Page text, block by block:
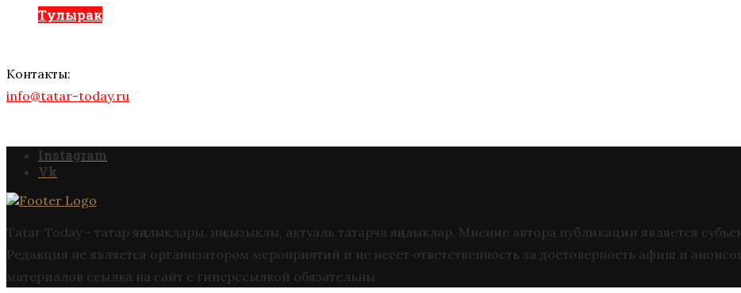
Тулырак
Контакты:
info@tatar-today.ru
Instagram
Vk
Tatar Today - татар яңалыклары. иң кызыклы, актуаль татарча яңалыклар. Мнение автора публикации является
Редакция не является организатором мероприятий и не несет ответственность за достоверность афиш и
материалов ссылка на сайт с гиперссылкой обязательны